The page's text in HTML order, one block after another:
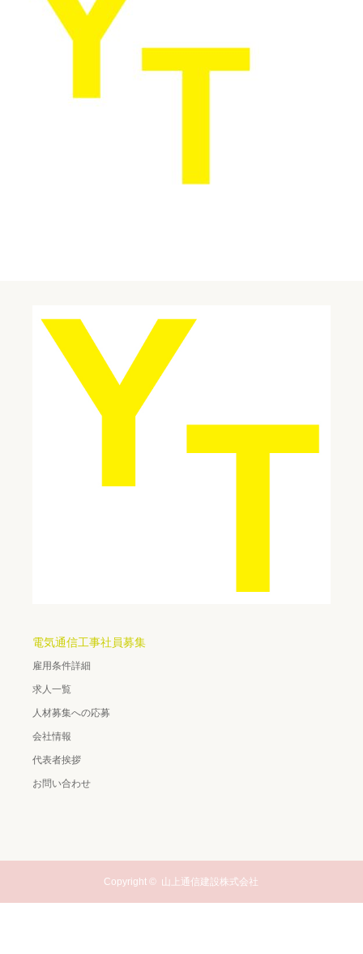
電気通信工事社員募集
雇用条件詳細
求人一覧
人材募集への応募
会社情報
代表者挨拶
お問い合わせ
Copyright © 山上通信建設株式会社